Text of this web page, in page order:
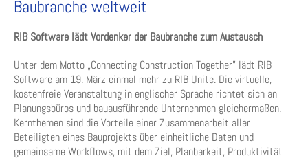
Baubranche weltweit
RIB Software lädt Vordenker der Baubranche zum Austausch
Unter dem Motto „Connecting Construction Together” lädt RIB
Software am 19. März einmal mehr zu RIB Unite. Die virtuelle,
kostenfreie Veranstaltung in englischer Sprache richtet sich an
Planungsbüros und bauausführende Unternehmen gleichermaßen.
Kernthemen sind die Vorteile einer Zusammenarbeit aller
Beteiligten eines Bauprojekts über einheitliche Daten und
gemeinsame Workflows, mit dem Ziel, Planbarkeit, Produktivität